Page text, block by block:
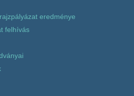
eredménye
felhívás